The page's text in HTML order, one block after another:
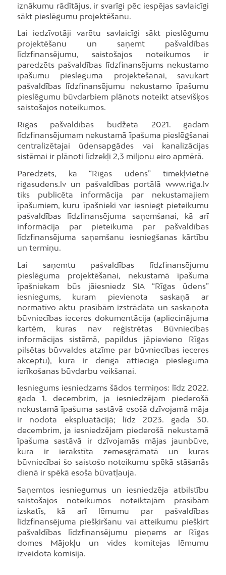
iznākumu rādītājus, ir svarīgi pēc iespējas savlaicīgi
sākt pieslēgumu projektēšanu.
Lai iedzīvotāji varētu savlaicīgi sākt pieslēgumu
projektēšanu un saņemt pašvaldības
līdzfinansējumu, saistošajos noteikumos ir
paredzēts pašvaldības līdzfinansējums nekustamo
īpašumu pieslēguma projektēšanai, savukārt
pašvaldības līdzfinansējumu nekustamo īpašumu
pieslēgumu būvdarbiem plānots noteikt atsevišķos
saistošajos noteikumos.
Rīgas pašvaldības budžetā 2021. gadam
līdzfinansējumam nekustamā īpašuma pieslēgšanai
centralizētajai ūdensapgādes vai kanalizācijas
sistēmai ir plānoti līdzekļi 2,3 miljonu eiro apmērā.
Paredzēts, ka “Rīgas ūdens” tīmekļvietnē
rigasudens.lv un pašvaldības portālā www.riga.lv
tiks publicēta informācija par nekustamajiem
īpašumiem, kuru īpašnieki var iesniegt pieteikumu
pašvaldības līdzfinansējuma saņemšanai, kā arī
informācija par pieteikuma par pašvaldības
līdzfinansējuma saņemšanu iesniegšanas kārtību
un termiņu.
Lai saņemtu pašvaldības līdzfinansējumu
pieslēguma projektēšanai, nekustamā īpašuma
īpašniekam būs jāiesniedz SIA “Rīgas ūdens”
iesniegums, kuram pievienota saskaņā ar
normatīvo aktu prasībām izstrādāta un saskaņota
būvniecības ieceres dokumentācija (apliecinājuma
kartēm, kuras nav reģistrētas Būvniecības
informācijas sistēmā, papildus jāpievieno Rīgas
pilsētas būvvaldes atzīme par būvniecības ieceres
akceptu), kura ir derīga attiecīgā pieslēguma
ierīkošanas būvdarbu veikšanai.
Iesniegums iesniedzams šādos termiņos: līdz 2022.
gada 1. decembrim, ja iesniedzējam piederošā
nekustamā īpašuma sastāvā esošā dzīvojamā māja
ir nodota ekspluatācijā; līdz 2023. gada 30.
decembrim, ja iesniedzējam piederošā nekustamā
īpašuma sastāvā ir dzīvojamās mājas jaunbūve,
kura ir ierakstīta zemesgrāmatā un kuras
būvniecībai šo saistošo noteikumu spēkā stāšanās
dienā ir spēkā esoša būvatļauja.
Saņemtos iesniegumus un iesniedzēja atbilstību
saistošajos noteikumos noteiktajām prasībām
izskatīs, kā arī lēmumu par pašvaldības
līdzfinansējuma piešķiršanu vai atteikumu piešķirt
pašvaldības līdzfinansējumu pieņems ar Rīgas
domes Mājokļu un vides komitejas lēmumu
izveidota komisija.